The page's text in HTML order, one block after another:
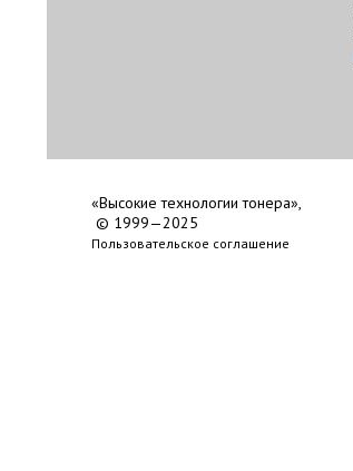
«Высокие технологии тонера»,
© 1999—2025
Пользовательское соглашение